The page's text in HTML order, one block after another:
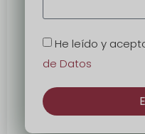
He leído y
de Datos